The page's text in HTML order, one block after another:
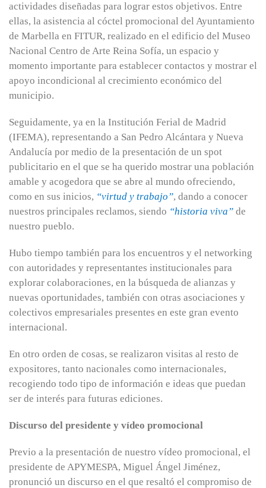
actividades diseñadas para lograr estos objetivos. Entre
ellas, la asistencia al cóctel promocional del Ayuntamiento
de Marbella en FITUR, realizado en el edificio del Museo
Nacional Centro de Arte Reina Sofía, un espacio y
momento importante para establecer contactos y mostrar el
apoyo incondicional al crecimiento económico del
municipio.
Seguidamente, ya en la Institución Ferial de Madrid
(IFEMA), representando a San Pedro Alcántara y Nueva
Andalucía por medio de la presentación de un spot
publicitario en el que se ha querido mostrar una población
amable y acogedora que se abre al mundo ofreciendo,
como en sus inicios, “virtud y trabajo”, dando a conocer
nuestros principales reclamos, siendo “historia viva” de
nuestro pueblo.
Hubo tiempo también para los encuentros y el networking
con autoridades y representantes institucionales para
explorar colaboraciones, en la búsqueda de alianzas y
nuevas oportunidades, también con otras asociaciones y
colectivos empresariales presentes en este gran evento
internacional.
En otro orden de cosas, se realizaron visitas al resto de
expositores, tanto nacionales como internacionales,
recogiendo todo tipo de información e ideas que puedan
ser de interés para futuras ediciones.
Discurso del presidente y vídeo promocional
Previo a la presentación de nuestro vídeo promocional, el
presidente de APYMESPA, Miguel Ángel Jiménez,
pronunció un discurso en el que resaltó el compromiso de